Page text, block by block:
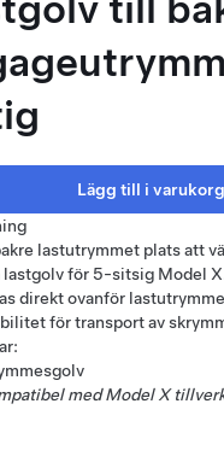
lastutrymmet plats att
för 5-sitsig Model
direkt ovanför
för transport av
med Model X